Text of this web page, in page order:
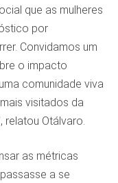
que as mulheres
por
Convidamos um
o impacto
comunidade viva
visitados da
relatou Otálvaro.
as métricas
a se